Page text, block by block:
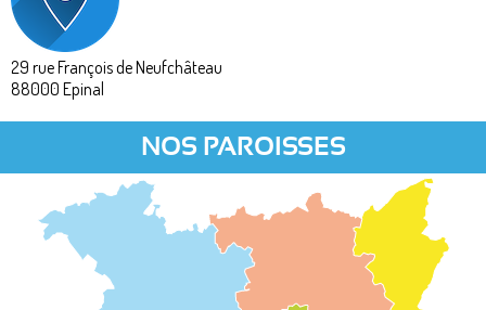
29 rue François de Neufchâteau
88000 Epinal
NOS PAROISSES